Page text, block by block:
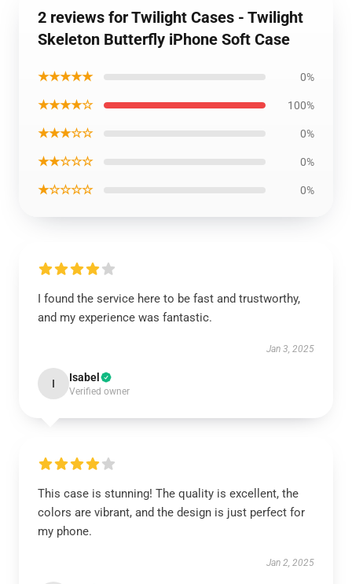
2 reviews for Twilight Cases - Twilight
Skeleton Butterfly iPhone Soft Case
★★★★★ 0%
★★★★☆ 100%
★★★☆☆ 0%
★★☆☆☆ 0%
★☆☆☆☆ 0%
I found the service here to be fast and trustworthy,
and my experience was fantastic.
Jan 3, 2025
I Isabel
Verified owner
This case is stunning! The quality is excellent, the
colors are vibrant, and the design is just perfect for
my phone.
Jan 2, 2025